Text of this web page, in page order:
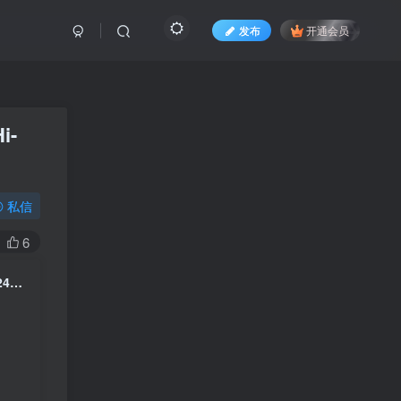
发布 开通会员
私信
6
Conisch – Chou Kaguya-hime! Original Soundtrack [2026.01.23] [24Bit/96kHz] [Hi-Res Flac 530MB]